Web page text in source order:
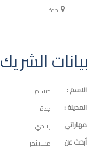
جدة
بيانات الشريك
الاسم :
حسام
المدينة :
جدة
مهاراتي
ريادي
أبحث عن
مستثمر